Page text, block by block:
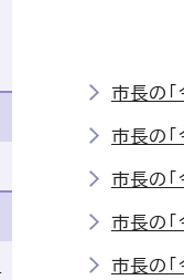
市長の
市長の
市長の
市長の
市長の